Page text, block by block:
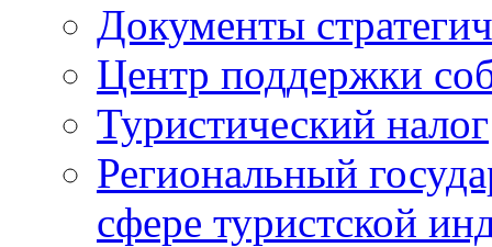
Документы
Центр поддержки
Туристический налог
Региональный
сфере туристской